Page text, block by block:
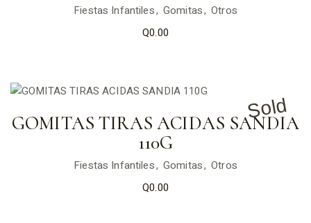
Fiestas Infantiles Gomitas Otros
Q0.00
Sold
GOMITAS TIRAS ACIDAS SANDIA
110G
Fiestas Infantiles Gomitas Otros
Q0.00